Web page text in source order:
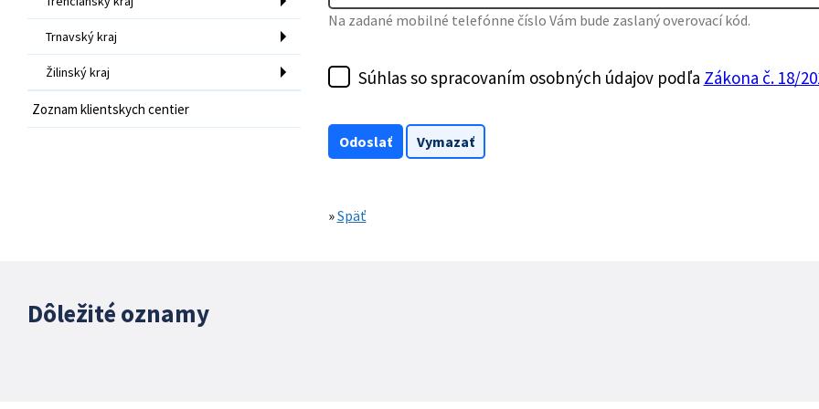
Trnavský kraj
Žilinský kraj
Zoznam klientskych centier
Na zadané mobilné telefónne číslo Vám bude zaslaný overovací kód.
Súhlas so spracovaním osobných údajov podľa Zákona č. 18/
»Späť
Dôležité oznamy